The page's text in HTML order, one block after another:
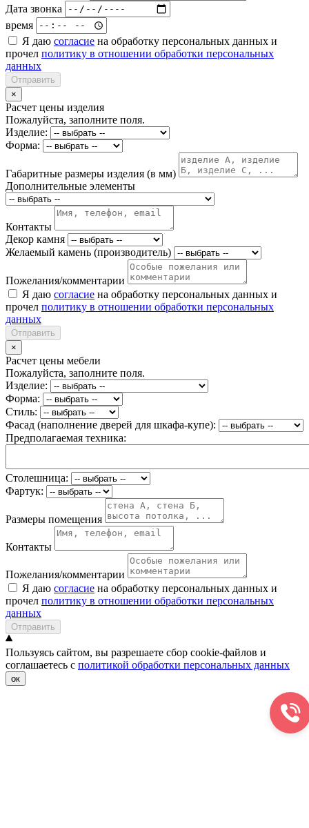
Дата звонка
время
Я даю согласие на обработку персональных данных и
прочел политику в отношении обработки персональных
данных
Отправить
×
Расчет цены изделия
Пожалуйста, заполните поля.
Изделие:
Форма:
Габаритные размеры изделия (в мм)
Дополнительные элементы
Контакты
Декор камня
Желаемый камень (производитель)
Пожелания/комментарии
Я даю согласие на обработку персональных данных и
прочел политику в отношении обработки персональных
данных
Отправить
×
Расчет цены мебели
Пожалуйста, заполните поля.
Изделие:
Форма:
Стиль:
Фасад (наполнение дверей для шкафа-купе):
Предполагаемая техника:
Столешница:
Фартук:
Размеры помещения
Контакты
Пожелания/комментарии
Я даю согласие на обработку персональных данных и
прочел политику в отношении обработки персональных
данных
Отправить
Пользуясь сайтом, вы разрешаете сбор cookie-файлов и
соглашаетесь с политикой обработки персональных данных
ок